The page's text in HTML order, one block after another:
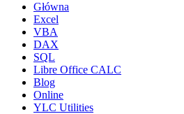
Główna
Excel
VBA
DAX
SQL
Libre Office CALC
Blog
Online
YLC Utilities